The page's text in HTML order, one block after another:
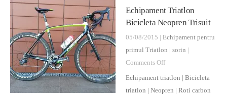
Echipament Triatlon
Bicicleta Neopren Trisuit
05/08/2015 | Echipament pentru
primul Triatlon
sorin
Comments Offon
Echipament
Triatlon
Echipament triatlon | Bicicleta
triatlon | Neopren | Roti carbon